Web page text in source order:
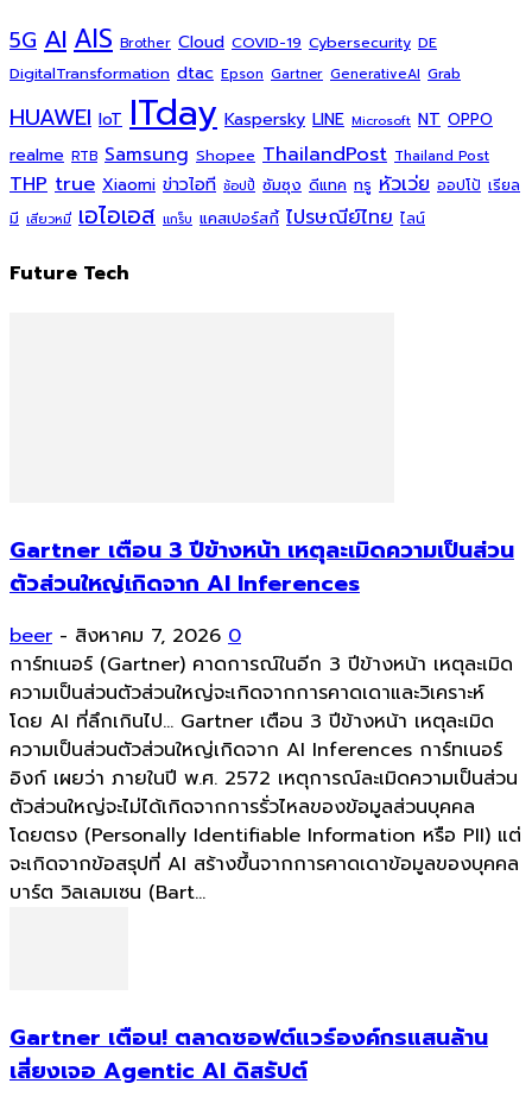
5G AI AIS Brother Cloud COVID-19 Cybersecurity DE
DigitalTransformation dtac Epson Gartner GenerativeAI Grab
HUAWEI IoT ITday Kaspersky LINE Microsoft NT OPPO
realme RTB Samsung Shopee ThailandPost Thailand Post
THP true Xiaomi ข่าวไอที ช้อปปี้ ซัมซุง ดีแทค ทรู หัวเว่ย ออปโป้ เรียล
มี เสียวหมี่ เอไอเอส แกร็บ แคสเปอร์สกี้ ไปรษณีย์ไทย ไลน์
Future Tech
Gartner เตือน 3 ปีข้างหน้า เหตุละเมิดความเป็นส่วน
ตัวส่วนใหญ่เกิดจาก AI Inferences
beer - สิงหาคม 7, 2026 0
การ์ทเนอร์ (Gartner) คาดการณ์ในอีก 3 ปีข้างหน้า เหตุละเมิด
ความเป็นส่วนตัวส่วนใหญ่จะเกิดจากการคาดเดาและวิเคราะห์
โดย AI ที่ลึกเกินไป... Gartner เตือน 3 ปีข้างหน้า เหตุละเมิด
ความเป็นส่วนตัวส่วนใหญ่เกิดจาก AI Inferences การ์ทเนอร์
อิงก์ เผยว่า ภายในปี พ.ศ. 2572 เหตุการณ์ละเมิดความเป็นส่วน
ตัวส่วนใหญ่จะไม่ได้เกิดจากการรั่วไหลของข้อมูลส่วนบุคคล
โดยตรง (Personally Identifiable Information หรือ PII) แต่
จะเกิดจากข้อสรุปที่ AI สร้างขึ้นจากการคาดเดาข้อมูลของบุคคล
บาร์ต วิลเลมเซน (Bart...
Gartner เตือน! ตลาดซอฟต์แวร์องค์กรแสนล้าน
เสี่ยงเจอ Agentic AI ดิสรัปต์